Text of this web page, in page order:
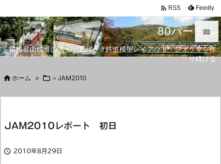
80パーミル
箱根登山鉄道のスイッチバック鉄道模型レイアウト・ジオラマを作
り続ける


メニュ
 RSS Feedly
 ホーム >  ＞JAM2010
JAM2010レポート 初日
 2010年8月29日